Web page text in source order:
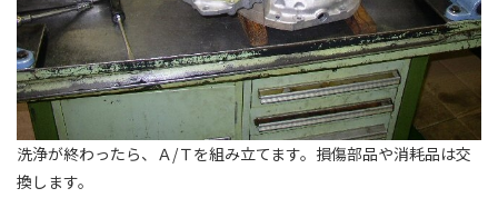
洗浄が終わったら、Ａ/Ｔを組み立てます。損傷部品や消耗品は交
換します。